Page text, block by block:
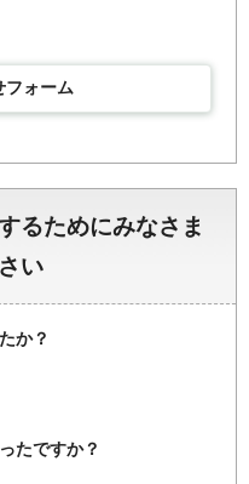
フォーム
るためにみなさま
い
か？
たですか？